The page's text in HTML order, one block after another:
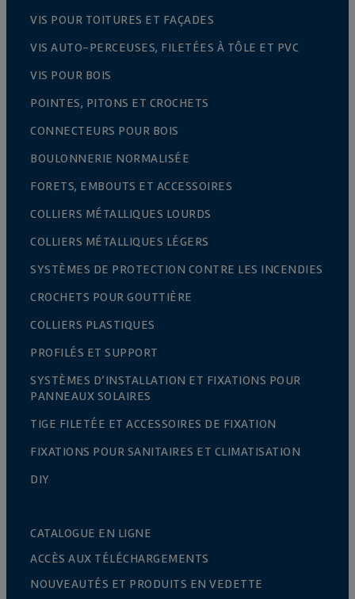
VIS POUR TOITURES ET FAÇADES
VIS AUTO-PERCEUSES, FILETÉES À TÔLE ET PVC
VIS POUR BOIS
POINTES, PITONS ET CROCHETS
CONNECTEURS POUR BOIS
BOULONNERIE NORMALISÉE
FORETS, EMBOUTS ET ACCESSOIRES
COLLIERS MÉTALLIQUES LOURDS
COLLIERS MÉTALLIQUES LÉGERS
SYSTÈMES DE PROTECTION CONTRE LES INCENDIES
CROCHETS POUR GOUTTIÈRE
COLLIERS PLASTIQUES
PROFILÉS ET SUPPORT
SYSTÈMES D’INSTALLATION ET FIXATIONS POUR
PANNEAUX SOLAIRES
TIGE FILETÉE ET ACCESSOIRES DE FIXATION
FIXATIONS POUR SANITAIRES ET CLIMATISATION
DIY
CATALOGUE EN LIGNE
ACCÈS AUX TÉLÉCHARGEMENTS
NOUVEAUTÉS ET PRODUITS EN VEDETTE